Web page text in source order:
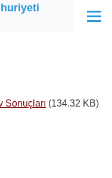
Menü
Sonuçları (134.32 KB)